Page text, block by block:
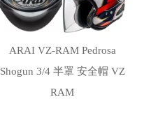
ARAI VZ-RAM Pedrosa
Shogun 3/4 半罩 安全帽 VZ
RAM